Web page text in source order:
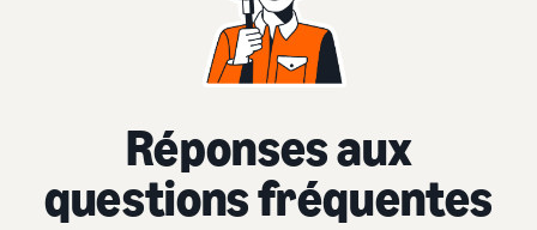
Réponses aux
questions fréquentes